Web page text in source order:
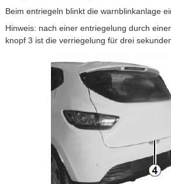
Beim entriegeln blinkt die warnblinkanlage
Hinweis: nach einer entriegelung durch
knopf 3 ist die verriegelung für drei